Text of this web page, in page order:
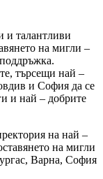
и талантливи
на мигли –
търсещи най –
и София да се
и най – добрите
на най –
на мигли
Варна, София